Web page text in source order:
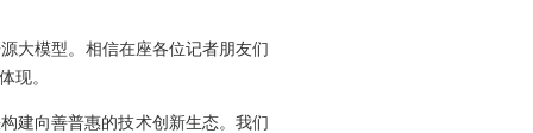
大模型。相信在座各位记者朋友们
现。
建向善普惠的技术创新生态。我们